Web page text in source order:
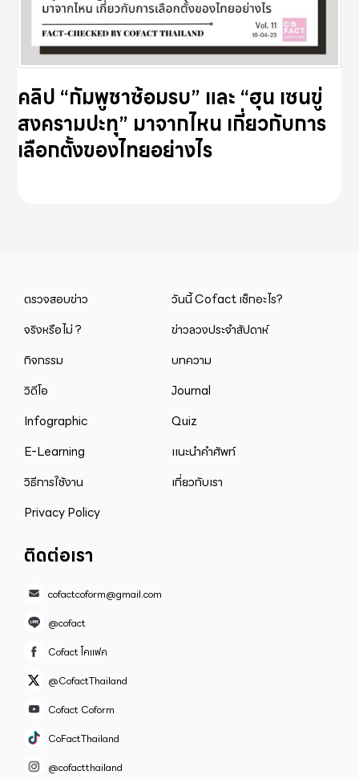
คลิป “กัมพูชาซ้อมรบ” และ “ฮุน เซนขู่
สงครามปะทุ” มาจากไหน เกี่ยวกับการ
เลือกตั้งของไทยอย่างไร
ตรวจสอบข่าว
วันนี้ Cofact เช็กอะไร?
จริงหรือไม่ ?
ข่าวลวงประจำสัปดาห์
กิจกรรม
บทความ
วิดีโอ
Journal
Infographic
Quiz
E-Learning
แนะนำคำศัพท์
วิธีการใช้งาน
เกี่ยวกับเรา
Privacy Policy
ติดต่อเรา
cofactcoform@gmail.com
@cofact
Cofact โคแฟค
@CofactThailand
Cofact Coform
CoFactThailand
@cofactthailand